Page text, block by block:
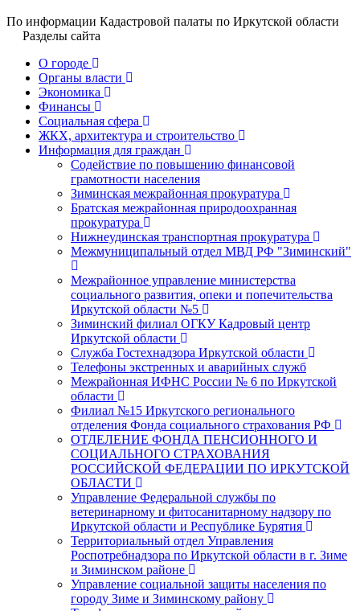
По информации Кадастровой палаты по Иркутской области
Разделы сайта
О городе
Органы власти
Экономика
Финансы
Социальная сфера
ЖКХ, архитектура и строительство
Информация для граждан
Содействие по повышению финансовой
грамотности населения
Зиминская межрайонная прокуратура
Братская межрайонная природоохранная
прокуратура
Нижнеудинская транспортная прокуратура
Межмуниципальный отдел МВД РФ "Зиминский"
Межрайонное управление министерства
социального развития, опеки и попечительства
Иркутской области №5
Зиминский филиал ОГКУ Кадровый центр
Иркутской области
Служба Гостехнадзора Иркутской области
Телефоны экстренных и аварийных служб
Межрайонная ИФНС России № 6 по Иркутской
области
Филиал №15 Иркутского регионального
отделения Фонда социального страхования РФ
ОТДЕЛЕНИЕ ФОНДА ПЕНСИОННОГО И
СОЦИАЛЬНОГО СТРАХОВАНИЯ
РОССИЙСКОЙ ФЕДЕРАЦИИ ПО ИРКУТСКОЙ
ОБЛАСТИ
Управление Федеральной службы по
ветеринарному и фитосанитарному надзору по
Иркутской области и Республике Бурятия
Территориальный отдел Управления
Роспотребнадзора по Иркутской области в г. Зиме
и Зиминском районе
Управление социальной защиты населения по
городу Зиме и Зиминскому району